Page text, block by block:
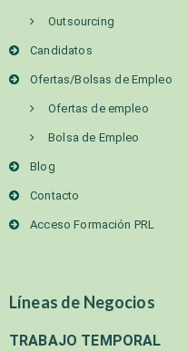
Outsourcing
Candidatos
Ofertas/Bolsas de Empleo
Ofertas de empleo
Bolsa de Empleo
Blog
Contacto
Acceso Formación PRL
Líneas de Negocios
TRABAJO TEMPORAL